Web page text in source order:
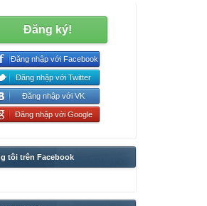
Đăng ký!
Đăng nhập với Facebook
Đăng nhập với Twitter
Đăng nhập với VK
Đăng nhập với Google
tôi trên Facebook